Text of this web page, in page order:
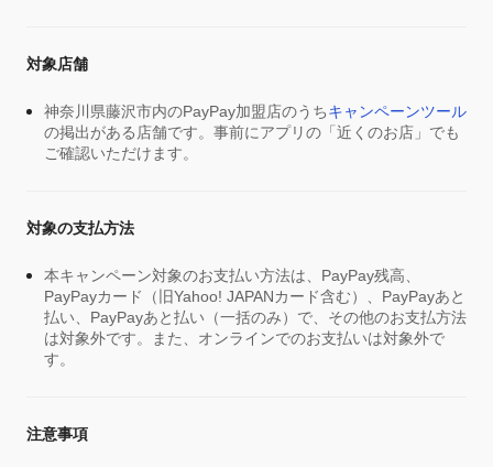
対象店舗
神奈川県藤沢市内のPayPay加盟店のうちキャンペーンツール
の掲出がある店舗です。事前にアプリの「近くのお店」でも
ご確認いただけます。
対象の支払方法
本キャンペーン対象のお支払い方法は、PayPay残高、
PayPayカード（旧Yahoo! JAPANカード含む）、PayPayあと
払い、PayPayあと払い（一括のみ）で、その他のお支払方法
は対象外です。また、オンラインでのお支払いは対象外で
す。
注意事項